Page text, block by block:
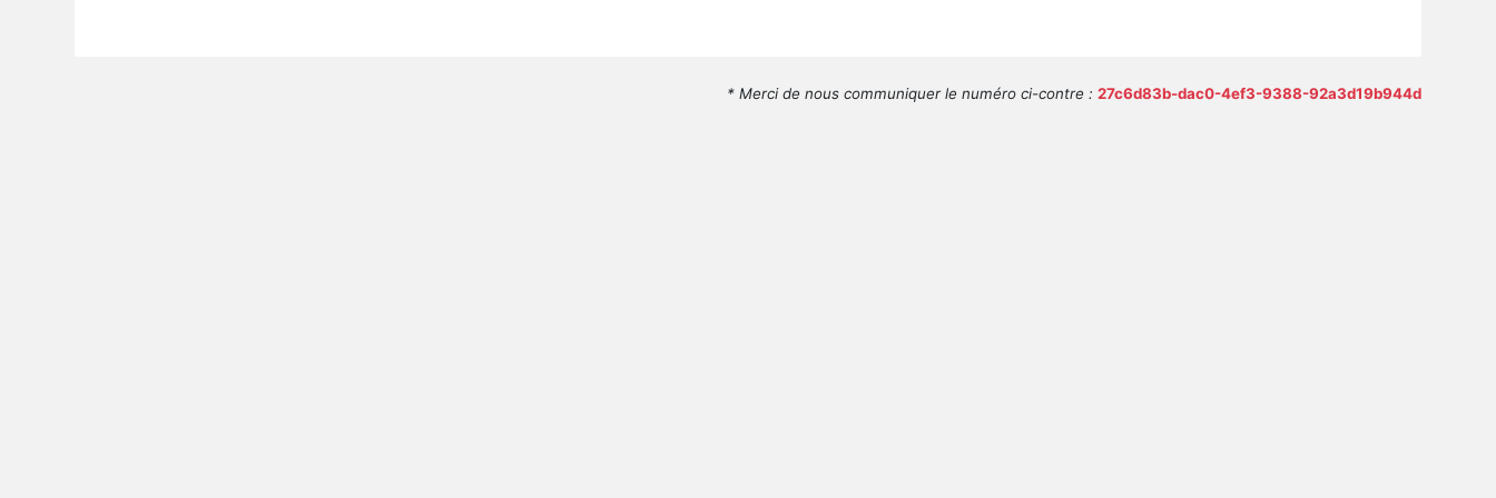
* Merci de nous communiquer le numéro ci-contre : 27c6d83b-dac0-4ef3-9388-92a3d19b944d